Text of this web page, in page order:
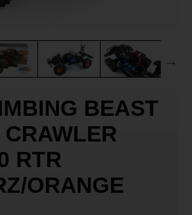
BEAST
RTR
ORANGE